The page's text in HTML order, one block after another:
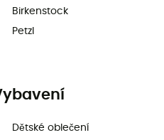
Birkenstock
Petzl
Dětské oblečení